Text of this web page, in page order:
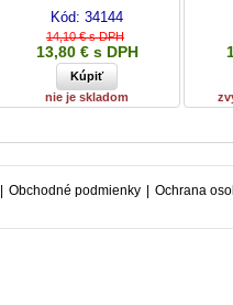
Kód: 34144
14,10 € s DPH
13,80 € s DPH
nie je skladom
Obchodné podmienky Ochrana